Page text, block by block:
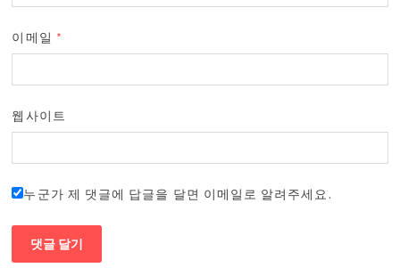
이메일 *
웹사이트
누군가 제 댓글에 답글을 달면 이메일로 알려주세요.